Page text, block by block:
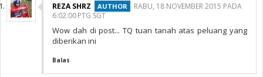
REZA SHRZ
RABU, 18 NOVEMBER 2015 PADA
6:02:00 PTG SGT
Wow dah di post... TQ tuan tanah atas peluang yang
diberikan ini
Balas